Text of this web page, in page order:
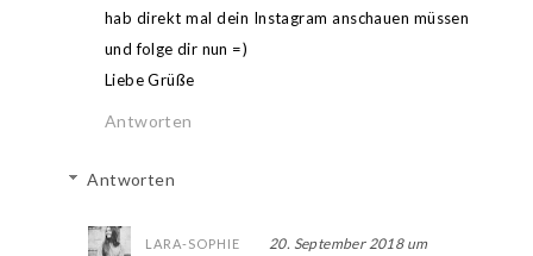
hab direkt mal dein Instagram anschauen müssen
und folge dir nun =)
Liebe Grüße
Antworten
Antworten
LARA-SOPHIE
20. September 2018 um